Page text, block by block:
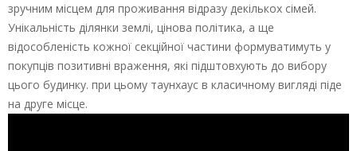
зручним місцем для проживання відразу декількох сімей.
Унікальність ділянки землі, цінова політика, а ще
відособленість кожної секційної частини формуватимуть у
покупців позитивні враження, які підштовхують до вибору
цього будинку. при цьому таунхаус в класичному вигляді піде
на друге місце.